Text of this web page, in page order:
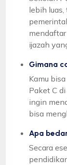
lebih
ijazah
Gimana
Kamu
Paket C
ingin
bisa
Apa
Secara